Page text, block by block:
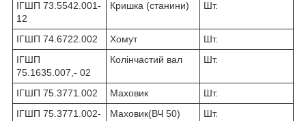
ІГШП 73.5542.001-
12
Кришка (станини) Шт.
ІГШП 74.6722.002 Хомут
Шт.
ІГШП
75.1635.007,- 02
Колінчастий вал Шт.
ІГШП 75.3771.002 Маховик
Шт.
ІГШП 75.3771.002-
Маховик(ВЧ 50) Шт.